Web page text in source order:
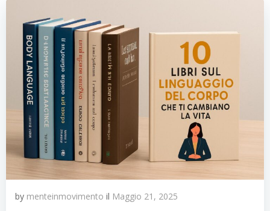
by menteinmovimento il Maggio 21, 2025